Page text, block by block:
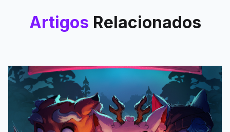
Artigos Relacionados